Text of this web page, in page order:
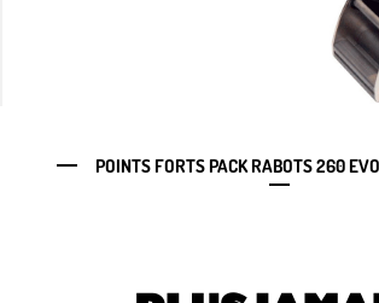
POINTS FORTS PACK RABOTS 260